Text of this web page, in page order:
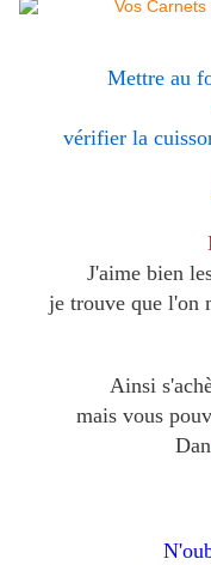
Mettre au
vérifier la
J'aime bien
je trouve que l'on
Ainsi
mais vous